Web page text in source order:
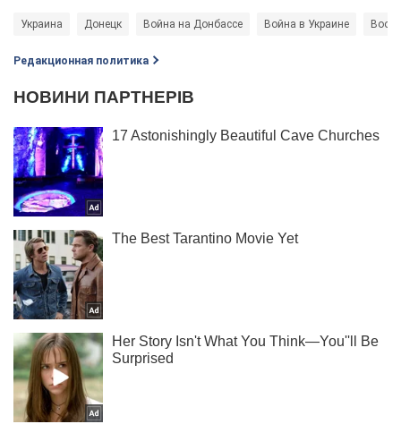
Украина Донецк Война на Донбассе Война в Украине
Редакционная политика